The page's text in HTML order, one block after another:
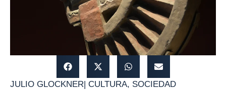
JULIO GLOCKNER| CULTURA, SOCIEDAD